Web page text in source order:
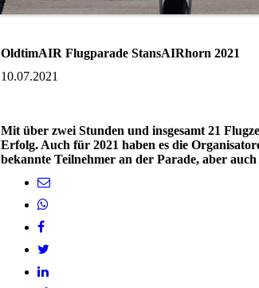
OldtimAIR Flugparade StansAIRhorn 2021
10.07.2021
Mit über zwei Stunden und insgesamt 21
Erfolg. Auch für 2021 haben es die
bekannte Teilnehmer an der Parade, aber